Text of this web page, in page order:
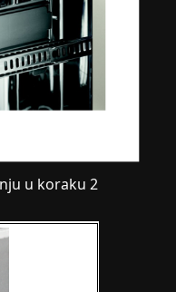
u koraku 2